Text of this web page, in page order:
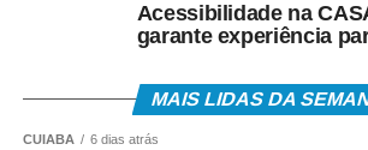
Acessibilidade na
garante experiência
MAIS LIDAS DA
CUIABÁ 6 dias atrás